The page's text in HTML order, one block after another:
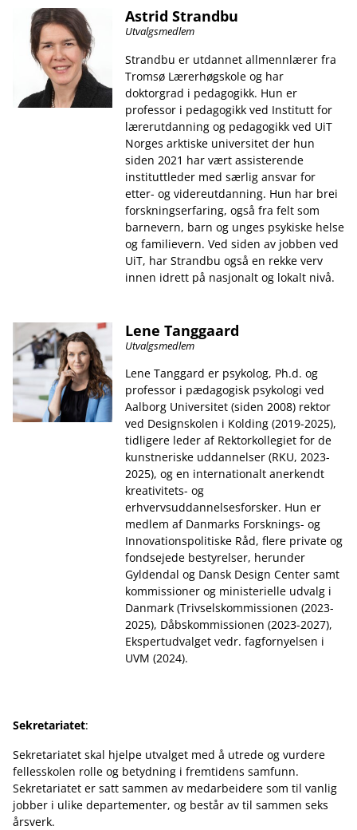
Astrid Strandbu
Utvalgsmedlem
Strandbu er utdannet allmennlærer fra
Tromsø Lærerhøgskole og har
doktorgrad i pedagogikk. Hun er
professor i pedagogikk ved Institutt for
lærerutdanning og pedagogikk ved UiT
Norges arktiske universitet der hun
siden 2021 har vært assisterende
instituttleder med særlig ansvar for
etter- og videreutdanning. Hun har brei
forskningserfaring, også fra felt som
barnevern, barn og unges psykiske helse
og familievern. Ved siden av jobben ved
UiT, har Strandbu også en rekke verv
innen idrett på nasjonalt og lokalt nivå.
Lene Tanggaard
Utvalgsmedlem
Lene Tanggard er psykolog, Ph.d. og
professor i pædagogisk psykologi ved
Aalborg Universitet (siden 2008) rektor
ved Designskolen i Kolding (2019-2025),
tidligere leder af Rektorkollegiet for de
kunstneriske uddannelser (RKU, 2023-
2025), og en internationalt anerkendt
kreativitets- og
erhvervsuddannelsesforsker. Hun er
medlem af Danmarks Forsknings- og
Innovationspolitiske Råd, flere private og
fondsejede bestyrelser, herunder
Gyldendal og Dansk Design Center samt
kommissioner og ministerielle udvalg i
Danmark (Trivselskommissionen (2023-
2025), Dåbskommissionen (2023-2027),
Ekspertudvalget vedr. fagfornyelsen i
UVM (2024).
Sekretariatet:
Sekretariatet skal hjelpe utvalget med å utrede og vurdere
fellesskolen rolle og betydning i fremtidens samfunn.
Sekretariatet er satt sammen av medarbeidere som til vanlig
jobber i ulike departementer, og består av til sammen seks
årsverk.